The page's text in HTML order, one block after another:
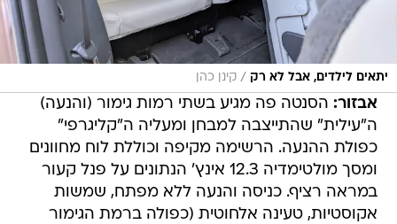
יתאים לילדים, אבל לא רק / קינן כהן
אבזור: הסנטה פה מגיע בשתי רמות גימור (והנעה)
ה"עילית" שהתייצבה למבחן ומעליה ה"קליגרפי"
כפולת ההנעה. הרשימה מקיפה וכוללת לוח מחוונים
ומסך מולטימדיה 12.3 אינץ' הנתונים על פנל קעור
במראה רציף. כניסה והנעה ללא מפתח, שמשות
אקוסטיות, טעינה אלחוטית (כפולה ברמת הגימור